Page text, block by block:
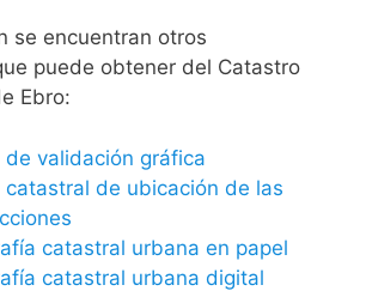
se encuentran otros
puede obtener del Catastro
Ebro:
de validación gráfica
catastral de ubicación de las
catastral urbana en papel
catastral urbana digital